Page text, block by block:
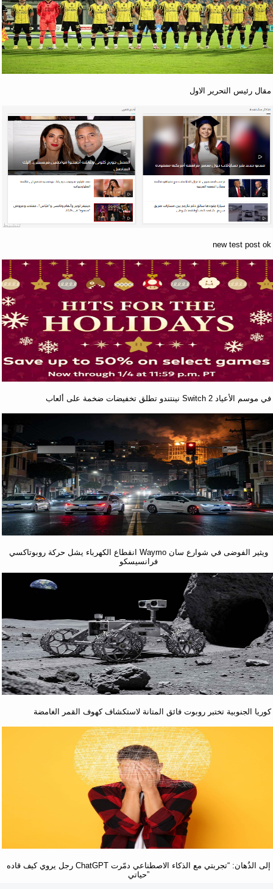
مقال رئيس التحرير الاول
new test post ok
نينتندو تطلق تخفيضات ضخمة على ألعاب Switch 2 في موسم الأعياد
انقطاع الكهرباء يشل حركة روبوتاكسي Waymo ويثير الفوضى في شوارع سان
فرانسيسكو
كوريا الجنوبية تختبر روبوت فائق المتانة لاستكشاف كهوف القمر الغامضة
رجل يروي كيف قاده ChatGPT إلى الذُهان: “تجربتي مع الذكاء الاصطناعي دمّرت
حياتي”